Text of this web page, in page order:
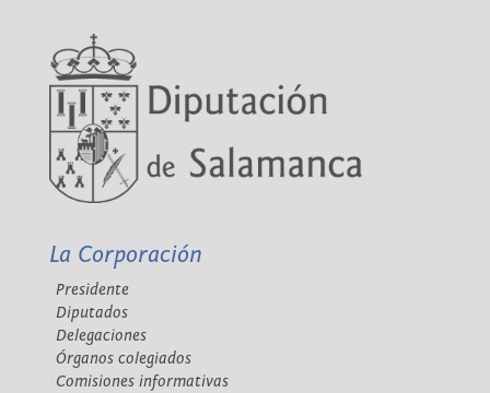
La Corporación
Presidente
Diputados
Delegaciones
Órganos colegiados
Comisiones informativas